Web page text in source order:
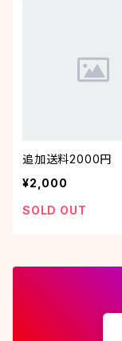
追加送料2000円
¥2,000
SOLD OUT